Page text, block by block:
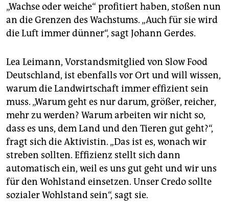
„Wachse oder weiche“ profitiert haben, stoßen nun
an die Grenzen des Wachstums. „Auch für sie wird
die Luft immer dünner“, sagt Johann Gerdes.
Lea Leimann, Vorstandsmitglied von Slow Food
Deutschland, ist ebenfalls vor Ort und will wissen,
warum die Landwirtschaft immer effizient sein
muss. „Warum geht es nur darum, größer, reicher,
mehr zu werden? Warum arbeiten wir nicht so,
dass es uns, dem Land und den Tieren gut geht?“,
fragt sich die Aktivistin. „Das ist es, wonach wir
streben sollten. Effizienz stellt sich dann
automatisch ein, weil es uns gut geht und wir uns
für den Wohlstand einsetzen. Unser Credo sollte
sozialer Wohlstand sein“, sagt sie.